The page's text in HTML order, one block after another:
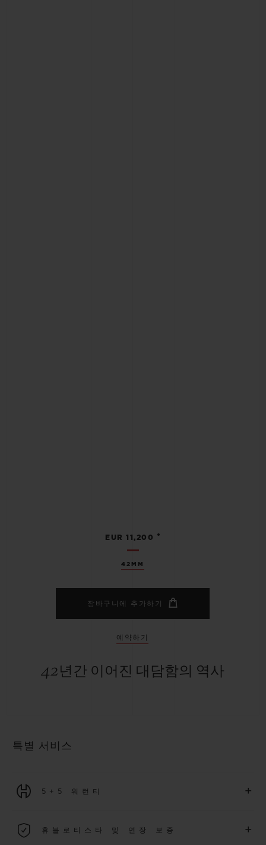
42MM
EUR 11,200 •
장바구니에 추가하기
예약하기
42년간 이어진 대담함의 역사
특별 서비스
5+5 워런티 +
용됩니다.휴블로티스타 및 연장 보증 +